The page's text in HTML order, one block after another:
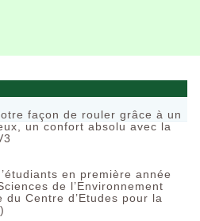
façon de rouler grâce à un
un confort absolu avec la
en première année
de l’Environnement
du Centre d’Etudes pour la